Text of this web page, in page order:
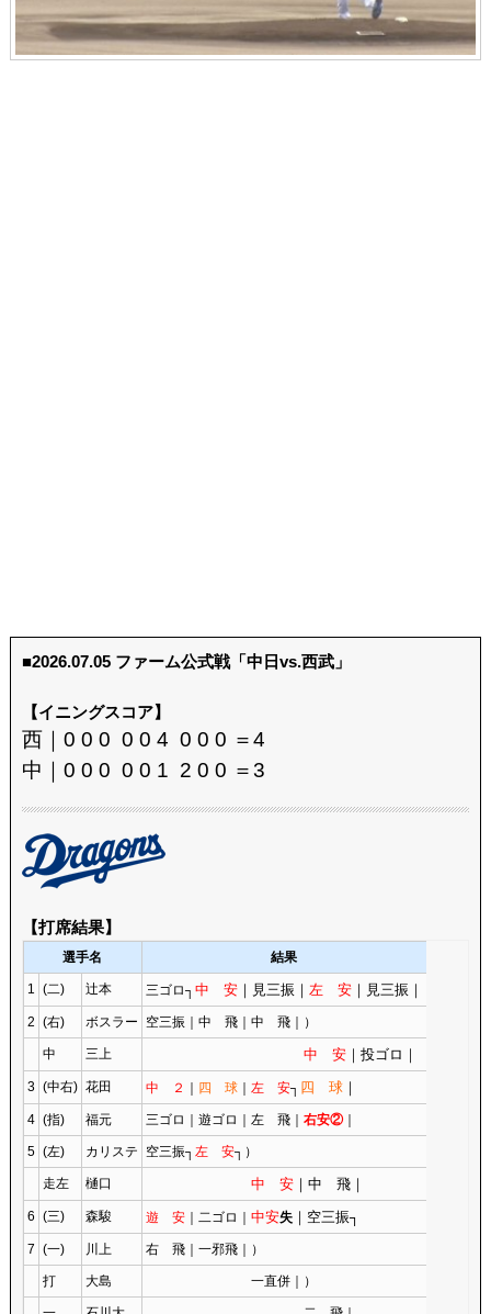
■2026.07.05 ファーム公式戦「中日vs.西武」
【イニングスコア】
西｜0 0 0 0 0 4 0 0 0 ＝4
中｜0 0 0 0 0 1 2 0 0 ＝3
【打席結果】
選手名 結果
1 (二) 辻本 三ゴロ┐ 中 安｜見三振｜ 左 安｜見三振｜
2 (右) ボスラー 空三振｜中 飛｜中 飛｜）
中 三上 中 安｜投ゴロ｜
3 (中右) 花田 中 ２ 四 球｜ 左 安┐ 四 球｜
4 (指) 福元 三ゴロ｜遊ゴロ｜左 飛｜ 右安②｜
5 (左) カリステ 空三振┐ 左 安┐）
走左 樋口 中 安｜中 飛｜
6 (三) 森駿 遊 安｜二ゴロ｜ 中安失｜空三振┐
7 (一) 川上 右 飛｜一邪飛｜）
打 大島 一直併｜）